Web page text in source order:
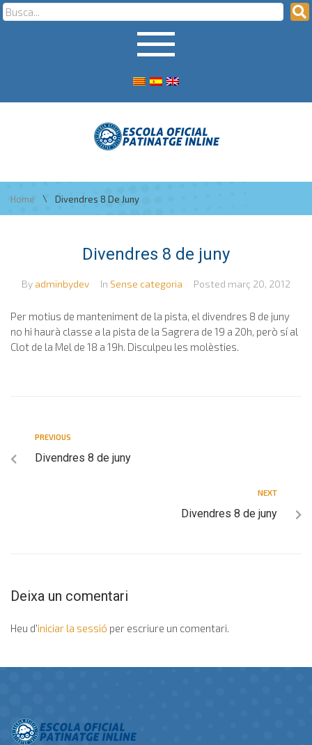
Home \ Divendres 8 De Juny
Divendres 8 de juny
By adminbydev In Sense categoria Posted març 20, 2012
Per motius de manteniment de la pista, el divendres 8 de juny
no hi haurà classe a la pista de la Sagrera de 19 a 20h, però sí al
Clot de la Mel de 18 a 19h. Disculpeu les molèsties.
PREVIOUS
Divendres 8 de juny
NEXT
Divendres 8 de juny
Deixa un comentari
Heu d'iniciar la sessió per escriure un comentari.